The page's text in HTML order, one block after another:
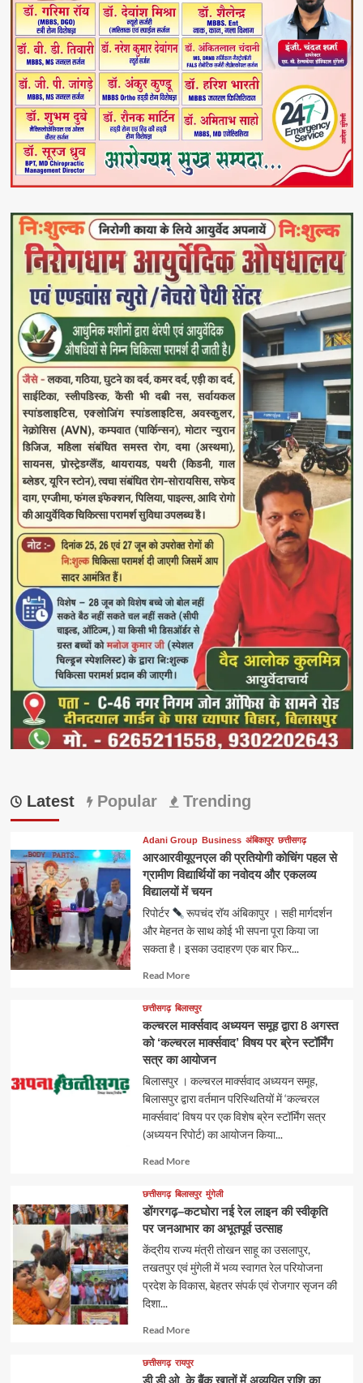
Latest Popular Trending
Adani Group Business अंबिकापुर छत्तीसगढ़
आरआरवीयूएनएल की प्रतियोगी कोचिंग पहल से
ग्रामीण विद्यार्थियों का नवोदय और एकलव्य
विद्यालयों में चयन
रिपोर्टर
रूपचंद रॉय अंबिकापुर । सही मार्गदर्शन
और मेहनत के साथ कोई भी सपना पूरा किया जा
सकता है। इसका उदाहरण एक बार फिर...
Read MoreRead
about
छत्तीसगढ़ बिलासपुर
कल्चरल मार्क्सवाद अध्ययन समूह द्वारा 8 अगस्त
को ‘कल्चरल मार्क्सवाद’ विषय पर ब्रेन स्टॉर्मिंग
सत्र का आयोजन
बिलासपुर । कल्चरल मार्क्सवाद अध्ययन समूह,
बिलासपुर द्वारा वर्तमान परिस्थितियों में ‘कल्चरल
मार्क्सवाद’ विषय पर एक विशेष ब्रेन स्टॉर्मिंग सत्र
(अध्ययन रिपोर्ट) का आयोजन किया...
Read MoreRead
about
छत्तीसगढ़ बिलासपुर मुंगेली
डोंगरगढ़–कटघोरा नई रेल लाइन की स्वीकृति
पर जनआभार का अभूतपूर्व उत्साह
केंद्रीय राज्य मंत्री तोखन साहू का उसलापुर,
तखतपुर एवं मुंगेली में भव्य स्वागत रेल परियोजना
प्रदेश के विकास, बेहतर संपर्क एवं रोजगार सृजन की
दिशा...
Read MoreRead
about
छत्तीसगढ़ रायपुर